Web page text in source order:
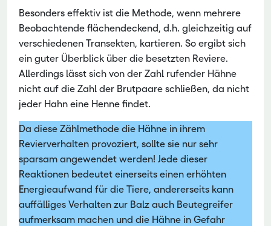
Besonders effektiv ist die Methode, wenn mehrere
Beobachtende flächendeckend, d.h. gleichzeitig auf
verschiedenen Transekten, kartieren. So ergibt sich
ein guter Überblick über die besetzten Reviere.
Allerdings lässt sich von der Zahl rufender Hähne
nicht auf die Zahl der Brutpaare schließen, da nicht
jeder Hahn eine Henne findet.
Da diese Zählmethode die Hähne in ihrem
Revierverhalten provoziert, sollte sie nur sehr
sparsam angewendet werden! Jede dieser
Reaktionen bedeutet einerseits einen erhöhten
Energieaufwand für die Tiere, andererseits kann
auffälliges Verhalten zur Balz auch Beutegreifer
aufmerksam machen und die Hähne in Gefahr